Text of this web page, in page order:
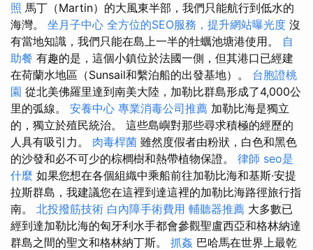
照 馬丁（Martin）的大風東半部，我們只能航行到低水的
海灣。 坐月子中心 全方位的SEO服務，提升網站曝光度 沒
有當地知識，我們只能在島上一半的牡蠣池塘港使用。 自
助餐 有趣的是，這個小鎮位於法國一側，但其港口已經建
在荷蘭水地區（Sunsail和繫泊船的出發基地）。 台胞證桃
園 從北美佛羅里達到南美大陸，加勒比群島形成了4,000公
里的弧線。 安養中心 專業消毒公司推薦 加勒比海是獨立
的，獨立於殖民統治。 這些島嶼對那些尋求積極的經歷的
人具有吸引力。 肉毒桿菌 雖然度假者由粉狀，白色和黑色
的沙發和必不可少的棕櫚樹和熱帶植物保證。 律師 seo是
什麼 如果您想在各個組織中乘船前往加勒比海和基斯·安提
拉斯群島，我建議您在這裡到達這裡的加勒比海路徑旅行指
南。 北投撥筋技術 白內障手術費用 輔聽器推薦 大多數已
經到達加勒比海的匈牙利水手都會參觀聖盧西亞和格林納達
群島之間的聖文和格林納丁斯。 抓姦 巴哈馬在世界上最乾